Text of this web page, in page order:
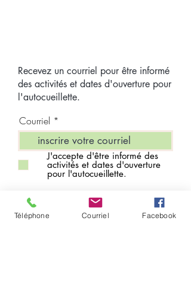
Recevez un courriel pour être informé
des activités et dates d'ouverture pour
l'autocueillette.
Courriel
J'accepte d'être informé des
activités et dates d'ouverture
pour l'autocueillette.
Téléphone Courriel Facebook